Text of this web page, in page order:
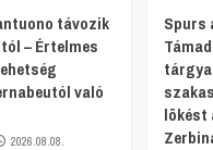
távozik
– Értelmes
való
2026.08.08.
Spurs
lökést